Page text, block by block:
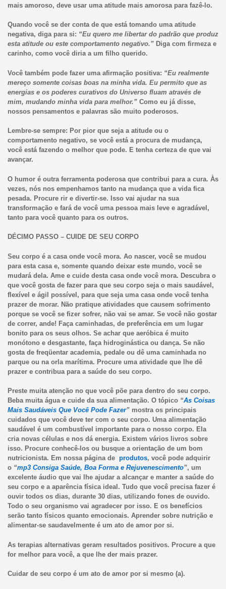
mais amoroso, deve usar uma atitude mais amorosa para fazê-lo.
Quando você se der conta de que está tomando uma atitude
negativa, diga para si: “Eu quero me libertar do padrão que produz
esta atitude ou este comportamento negativo.” Diga com firmeza e
carinho, como você diria a um filho querido.
Você também pode fazer uma afirmação positiva: “Eu realmente
mereço somente coisas boas na minha vida. Eu permito que as
energias e os poderes curativos do Universo fluam através de
mim, mudando minha vida para melhor.” Como eu já disse,
nossos pensamentos e palavras são muito poderosos.
Lembre-se sempre: Por pior que seja a atitude ou o
comportamento negativo, se você está a procura de mudança,
você está fazendo o melhor que pode. E tenha certeza de que vai
avançar.
O humor é outra ferramenta poderosa que contribui para a cura. Às
vezes, nós nos empenhamos tanto na mudança que a vida fica
pesada. Procure rir e divertir-se. Isso vai ajudar na sua
transformação e fará de você uma pessoa mais leve e agradável,
tanto para você quanto para os outros.
DÉCIMO PASSO – CUIDE DE SEU CORPO
Seu corpo é a casa onde você mora. Ao nascer, você se mudou
para esta casa e, somente quando deixar este mundo, você se
mudará dela. Ame e cuide desta casa onde você mora. Descubra o
que você gosta de fazer para que seu corpo seja o mais saudável,
flexível e ágil possível, para que seja uma casa onde você tenha
prazer de morar. Não pratique atividades que causem sofrimento
porque se você se fizer sofrer, não vai se amar. Se você não gostar
de correr, ande! Faça caminhadas, de preferência em um lugar
bonito para os seus olhos. Se achar que aeróbica é muito
monótono e desgastante, faça hidroginástica ou dança. Se não
gosta de freqüentar academia, pedale ou dê uma caminhada no
parque ou na orla marítima. Procure uma atividade que lhe dê
prazer e contribua para a saúde do seu corpo.
Preste muita atenção no que você põe para dentro do seu corpo.
Beba muita água e cuide da sua alimentação. O tópico “As Coisas
Mais Saudáveis Que Você Pode Fazer”mostra os principais
cuidados que você deve ter com o seu corpo. Uma alimentação
saudável é um combustível importante para o nosso corpo. Ela
cria novas células e nos dá energia. Existem vários livros sobre
isso. Procure conhecê-los ou busque a orientação de um bom
nutricionista. Em nossa página de produtos, você pode adquirir
o “mp3 Consiga Saúde, Boa Forma e Rejuvenescimento”, um
excelente áudio que vai lhe ajudar a alcançar e manter a saúde do
seu corpo e a aparência física ideal. Tudo que você precisa fazer é
ouvir todos os dias, durante 30 dias, utilizando fones de ouvido.
Todo o seu organismo vai agradecer por isso. E os benefícios
serão tanto físicos quanto emocionais. Aprender sobre nutrição e
alimentar-se saudavelmente é um ato de amor por si.
As terapias alternativas geram resultados positivos. Procure a que
for melhor para você, a que lhe der mais prazer.
Cuidar de seu corpo é um ato de amor por si mesmo (a).